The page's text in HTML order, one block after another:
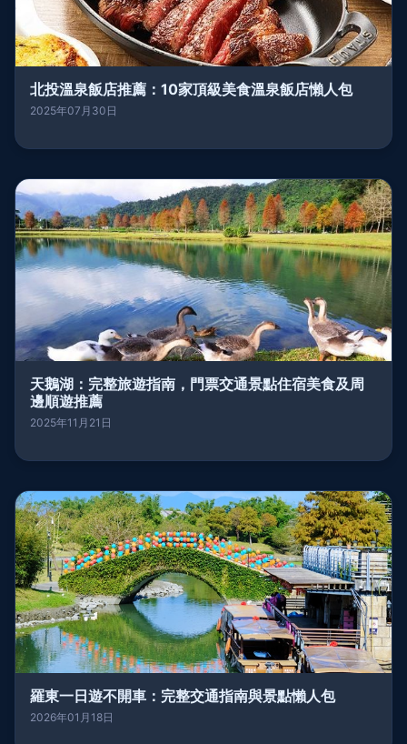
北投溫泉飯店推薦：10家頂級美食溫泉飯店懶人包
2025年07月30日
天鵝湖：完整旅遊指南，門票交通景點住宿美食及周
邊順遊推薦
2025年11月21日
羅東一日遊不開車：完整交通指南與景點懶人包
2026年01月18日